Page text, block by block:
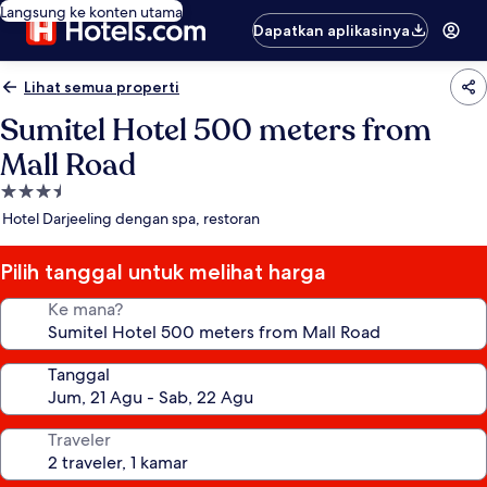
Langsung ke konten utama
Dapatkan aplikasinya
Lihat semua properti
Sumitel Hotel 500 meters from
Mall Road
Properti
bintang
Hotel Darjeeling dengan spa, restoran
Pilih tanggal untuk melihat harga
Ke mana?
Tanggal
Traveler